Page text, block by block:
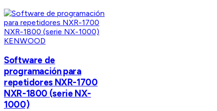
KENWOOD
Software de
programación para
repetidores NXR-1700
NXR-1800 (serie NX-
1000)